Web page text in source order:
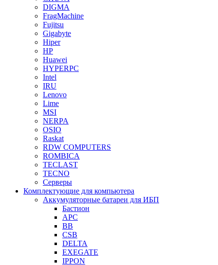
DIGMA
FragMachine
Fujitsu
Gigabyte
Hiper
HP
Huawei
HYPERPC
Intel
IRU
Lenovo
Lime
MSI
NERPA
OSIO
Raskat
RDW COMPUTERS
ROMBICA
TECLAST
TECNO
Серверы
Комплектующие для компьютера
Аккумуляторные батареи для ИБП
Бастион
APC
BB
CSB
DELTA
EXEGATE
IPPON